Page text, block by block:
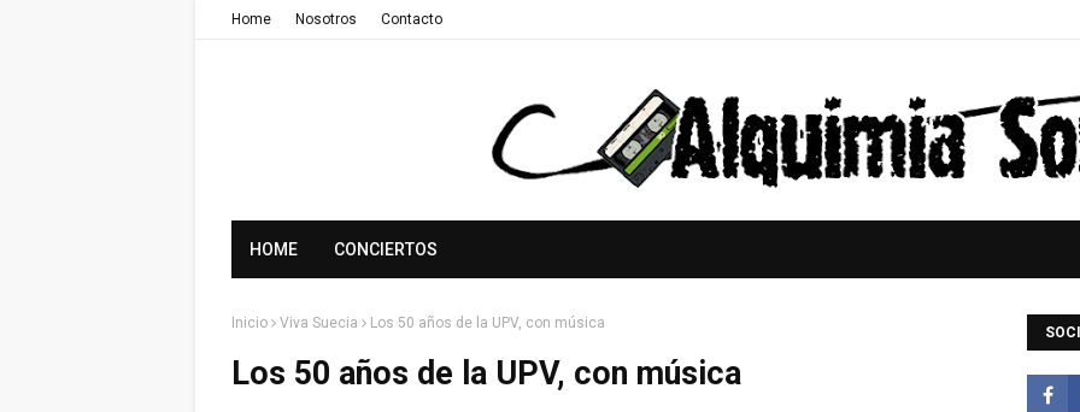
Home Nosotros Contacto
HOME CONCIERTOS
Inicio Viva Suecia Los 50 años de la UPV, con música
Los 50 años de la UPV, con música